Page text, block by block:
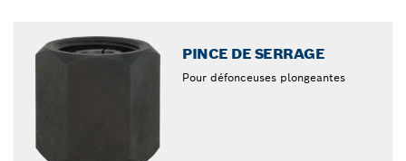
PINCE DE SERRAGE
Pour défonceuses plongeantes